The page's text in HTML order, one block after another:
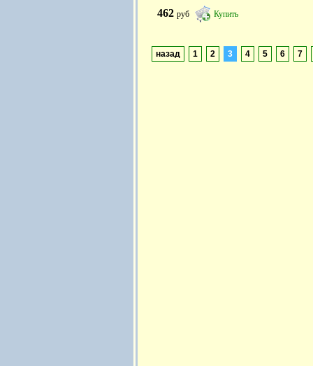
462 руб Купить
назад 1 2 3 4 5 6 7